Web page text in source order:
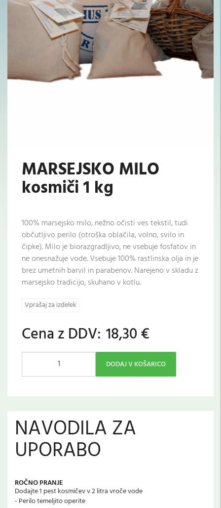
MARSEJSKO MILO
kosmiči 1 kg
100% marsejsko milo, nežno očisti ves tekstil, tudi
občutljivo perilo (otroška oblačila, volno, svilo in
čipke). Milo je biorazgradljivo, ne vsebuje fosfatov in
ne onesnažuje vode. Vsebuje 100% rastlinska olja in je
brez umetnih barvil in parabenov. Narejeno v skladu z
marsejsko tradicijo, skuhano v kotlu.
Vprašaj za izdelek
Cena z DDV: 18,30 €
DODAJ V KOŠARICO
NAVODILA ZA
UPORABO
ROČNO PRANJE
Dodajte 1 pest kosmičev v 2 litra vroče vode
- Perilo temeljito operite